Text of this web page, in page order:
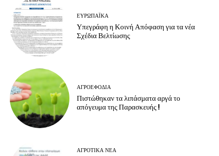
ΕΥΡΩΠΑΪΚΆ
Υπεγράφη η Κοινή Απόφαση για τα νέα
Σχέδια Βελτίωσης
ΑΓΡΟΕΦΌΔΙΑ
Πιστώθηκαν τα λιπάσματα αργά το
απόγευμα της Παρασκευής !
ΑΓΡΟΤΙΚΆ ΝΈΑ